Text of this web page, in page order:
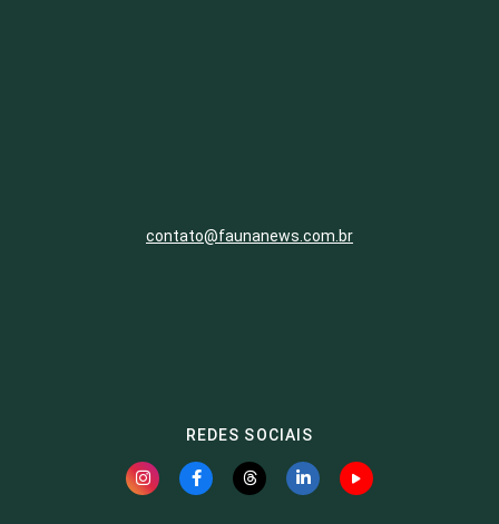
contato@faunanews.com.br
REDES SOCIAIS